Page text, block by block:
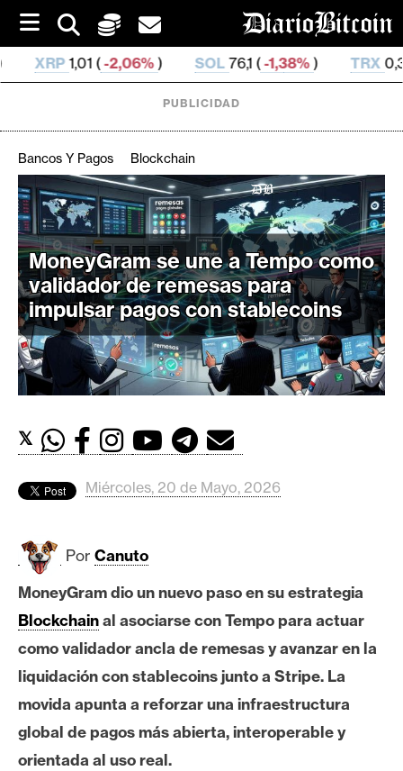
i
p
t
o
SOL 76,1 (-1,38% TRX0,330 532 ( 0,27%)
C
r
i
p
t
o
M
r
d
s
B
i
t
c
o
i
E
PUBLICIDAD
Bancos Y Pagos Blockchain
MoneyGram se une a Tempo como
validador de remesas para
impulsar pagos con stablecoins
𝕏
Miércoles, 20 de Mayo, 2026
Por Canuto
MoneyGram dio un nuevo paso en su estrategia
Blockchainal asociarse con Tempo para actuar
como validador ancla de remesas y avanzar en la
liquidación con stablecoins junto a Stripe. La
movida apunta a reforzar una infraestructura
global de pagos más abierta, interoperable y
orientada al uso real.